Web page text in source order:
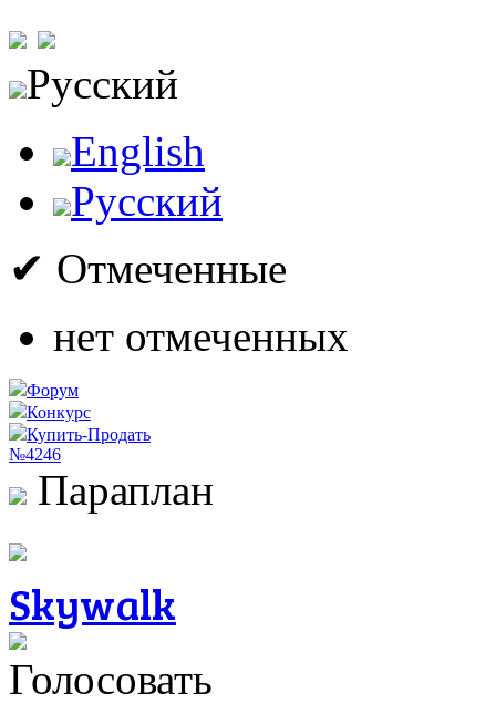
Русский
English
Русский
✔ Отмеченные
нет отмеченных
Форум
Конкурс
Купить-Продать
№4246
Параплан
Skywalk
Голосовать